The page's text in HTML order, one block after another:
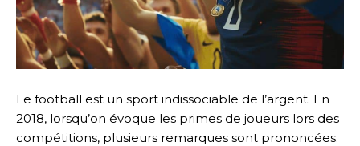
Le football est un sport indissociable de l’argent. En
2018, lorsqu’on évoque les primes de joueurs lors des
compétitions, plusieurs remarques sont prononcées.